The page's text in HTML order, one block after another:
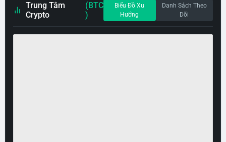
Trung Tâm
Crypto
(BTC
)
Biểu Đồ Xu
Hướng
Danh Sách Theo
Dõi